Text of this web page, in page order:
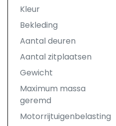
Kleur
Bekleding
Aantal deuren
Aantal zitplaatsen
Gewicht
Maximum massa
geremd
Motorrijtuigenbelasting